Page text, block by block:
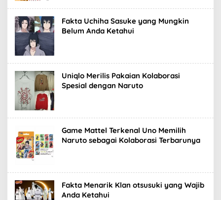
Fakta Uchiha Sasuke yang Mungkin
Belum Anda Ketahui
Uniqlo Merilis Pakaian Kolaborasi
Spesial dengan Naruto
Game Mattel Terkenal Uno Memilih
Naruto sebagai Kolaborasi Terbarunya
Fakta Menarik Klan otsusuki yang Wajib
Anda Ketahui